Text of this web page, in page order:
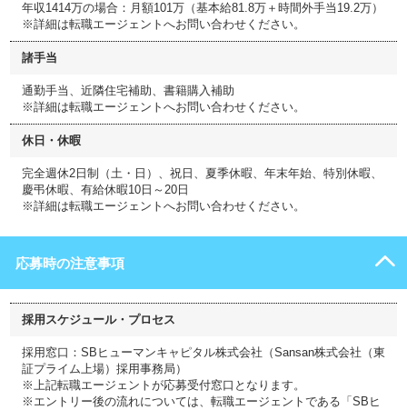
年収1414万の場合：月額101万（基本給81.8万＋時間外手当19.2万）
※詳細は転職エージェントへお問い合わせください。
諸手当
通勤手当、近隣住宅補助、書籍購入補助
※詳細は転職エージェントへお問い合わせください。
休日・休暇
完全週休2日制（土・日）、祝日、夏季休暇、年末年始、特別休暇、
慶弔休暇、有給休暇10日～20日
※詳細は転職エージェントへお問い合わせください。
応募時の注意事項
採用スケジュール・プロセス
採用窓口：SBヒューマンキャピタル株式会社（Sansan株式会社（東
証プライム上場）採用事務局）
※上記転職エージェントが応募受付窓口となります。
※エントリー後の流れについては、転職エージェントである「SBヒ